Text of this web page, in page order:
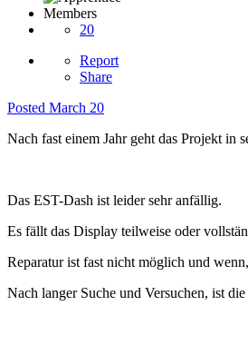
Members
20
Report
Share
Posted March 20
Nach fast einem Jahr geht das Projekt in
Das EST-Dash ist leider sehr anfällig.
Es fällt das Display teilweise oder
Reparatur ist fast nicht möglich und
Nach langer Suche und Versuchen, ist